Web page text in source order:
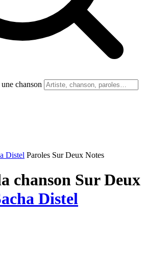
chanson
Distel Paroles Sur Deux Notes
chanson Sur Deux
Distel